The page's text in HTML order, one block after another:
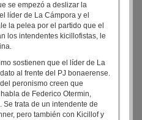
se empezó a deslizar la
líder de La Cámpora y el
la pelea por el partido que el
los intendentes kicillofistas, le
sostienen que el líder de La
al frente del PJ bonaerense.
peronismo creen que
de Federico Otermin,
trata de un intendente de
pero también con Kicillof y